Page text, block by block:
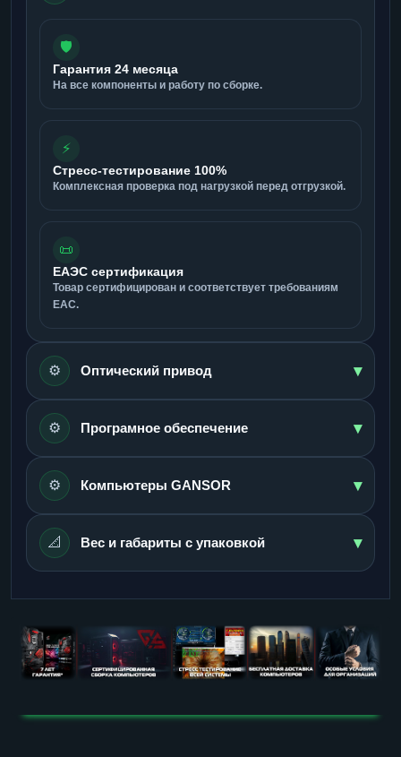
🛡️
Гарантия 24 месяца
На все компоненты и работу по сборке.
⚡
Стресс-тестирование 100%
Комплексная проверка под нагрузкой перед отгрузкой.
📜
ЕАЭС сертификация
Товар сертифицирован и соответствует требованиям
ЕАС.
⚙️ Оптический привод ▾
⚙️ Програмное обеспечение ▾
⚙️ Компьютеры GANSOR ▾
📐 Вес и габариты с упаковкой ▾